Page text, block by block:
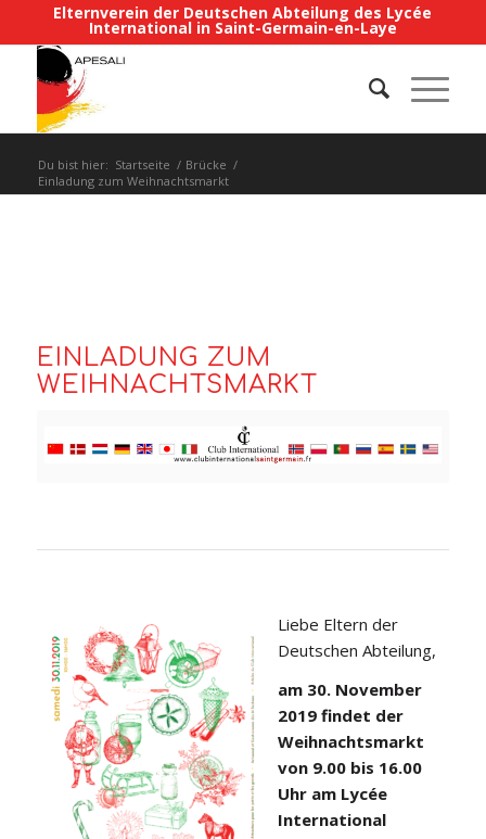
Elternverein der Deutschen Abteilung des Lycée
International in Saint-Germain-en-Laye
Du bist hier: Startseite / Brücke /
Einladung zum Weihnachtsmarkt
EINLADUNG ZUM
WEIHNACHTSMARKT
Liebe Eltern der
Deutschen Abteilung,
am 30. November
2019 findet der
Weihnachtsmarkt
von 9.00 bis 16.00
Uhr am Lycée
International